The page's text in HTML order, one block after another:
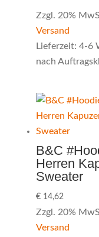
Zzgl. 20%
Versand
Lieferzeit: 4-6
nach
B&C
Herren
Sweater
€14,62
Zzgl. 20%
Versand